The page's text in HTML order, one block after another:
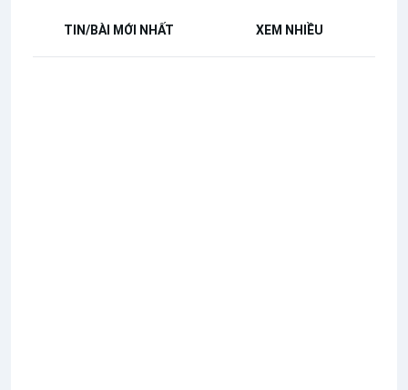
TIN/BÀI MỚI NHẤT XEM NHIỀU